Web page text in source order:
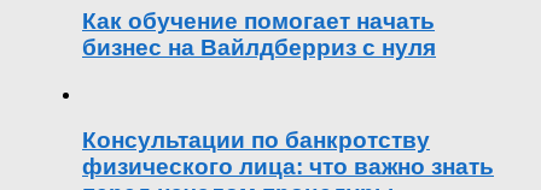
Как обучение помогает начать
бизнес на Вайлдберриз с нуля
Консультации по банкротству
физического лица: что важно знать